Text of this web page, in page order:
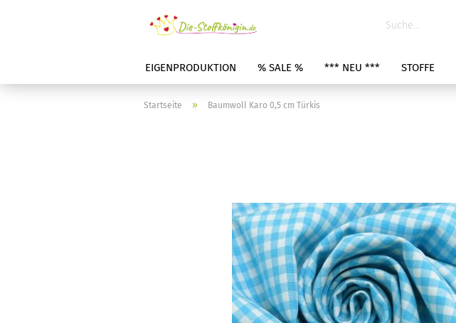
EIGENPRODUKTION % SALE % *** NEU *** STOFFE
Startseite » Baumwoll Karo 0,5 cm Türkis